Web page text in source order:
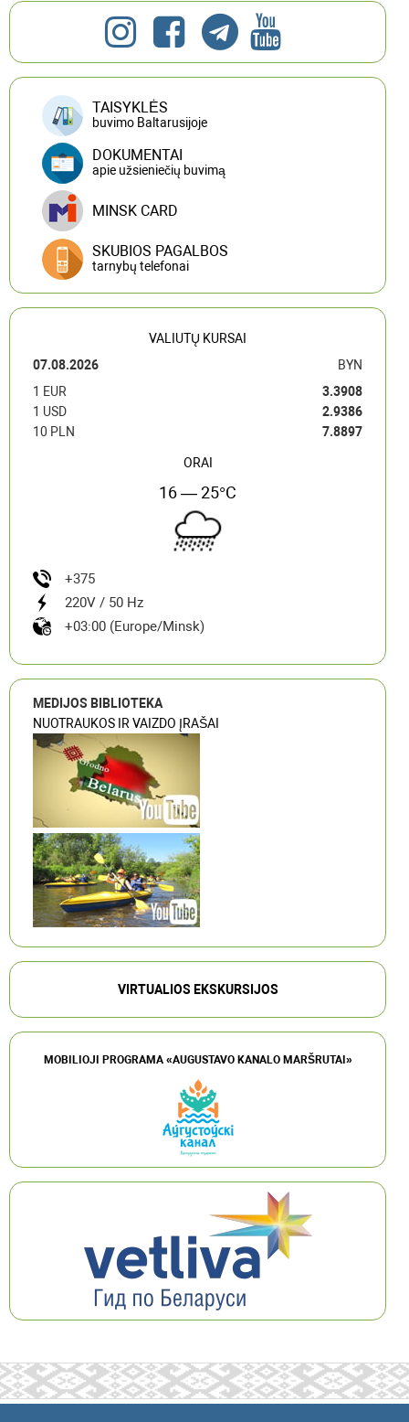
TAISYKLĖS
buvimo Baltarusijoje
DOKUMENTAI
apie užsieniečių buvimą
MINSK CARD
SKUBIOS PAGALBOS
tarnybų telefonai
VALIUTŲ KURSAI
07.08.2026
BYN
1 EUR
3.3908
1 USD
2.9386
10 PLN
7.8897
ORAI
16 — 25°C
+375
220V / 50 Hz
+03:00 (Europe/Minsk)
MEDIJOS BIBLIOTEKA
NUOTRAUKOS IR VAIZDO ĮRAŠAI
VIRTUALIOS EKSKURSIJOS
MOBILIOJI PROGRAMA «AUGUSTAVO KANALO MARŠRUTAI»